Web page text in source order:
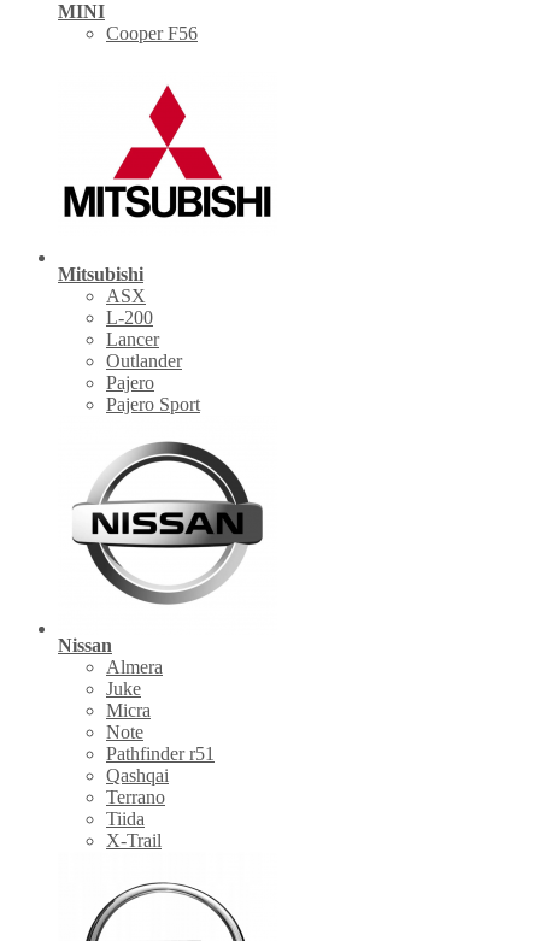
MINI
Cooper F56
Mitsubishi
ASX
L-200
Lancer
Outlander
Pajero
Pajero Sport
Nissan
Almera
Juke
Micra
Note
Pathfinder r51
Qashqai
Terrano
Tiida
X-Trail